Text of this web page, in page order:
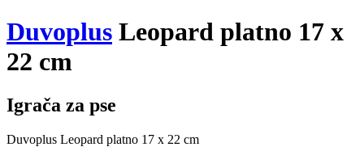
Duvoplus Leopard platno 17 x
22 cm
Igrača za pse
Duvoplus Leopard platno 17 x 22 cm